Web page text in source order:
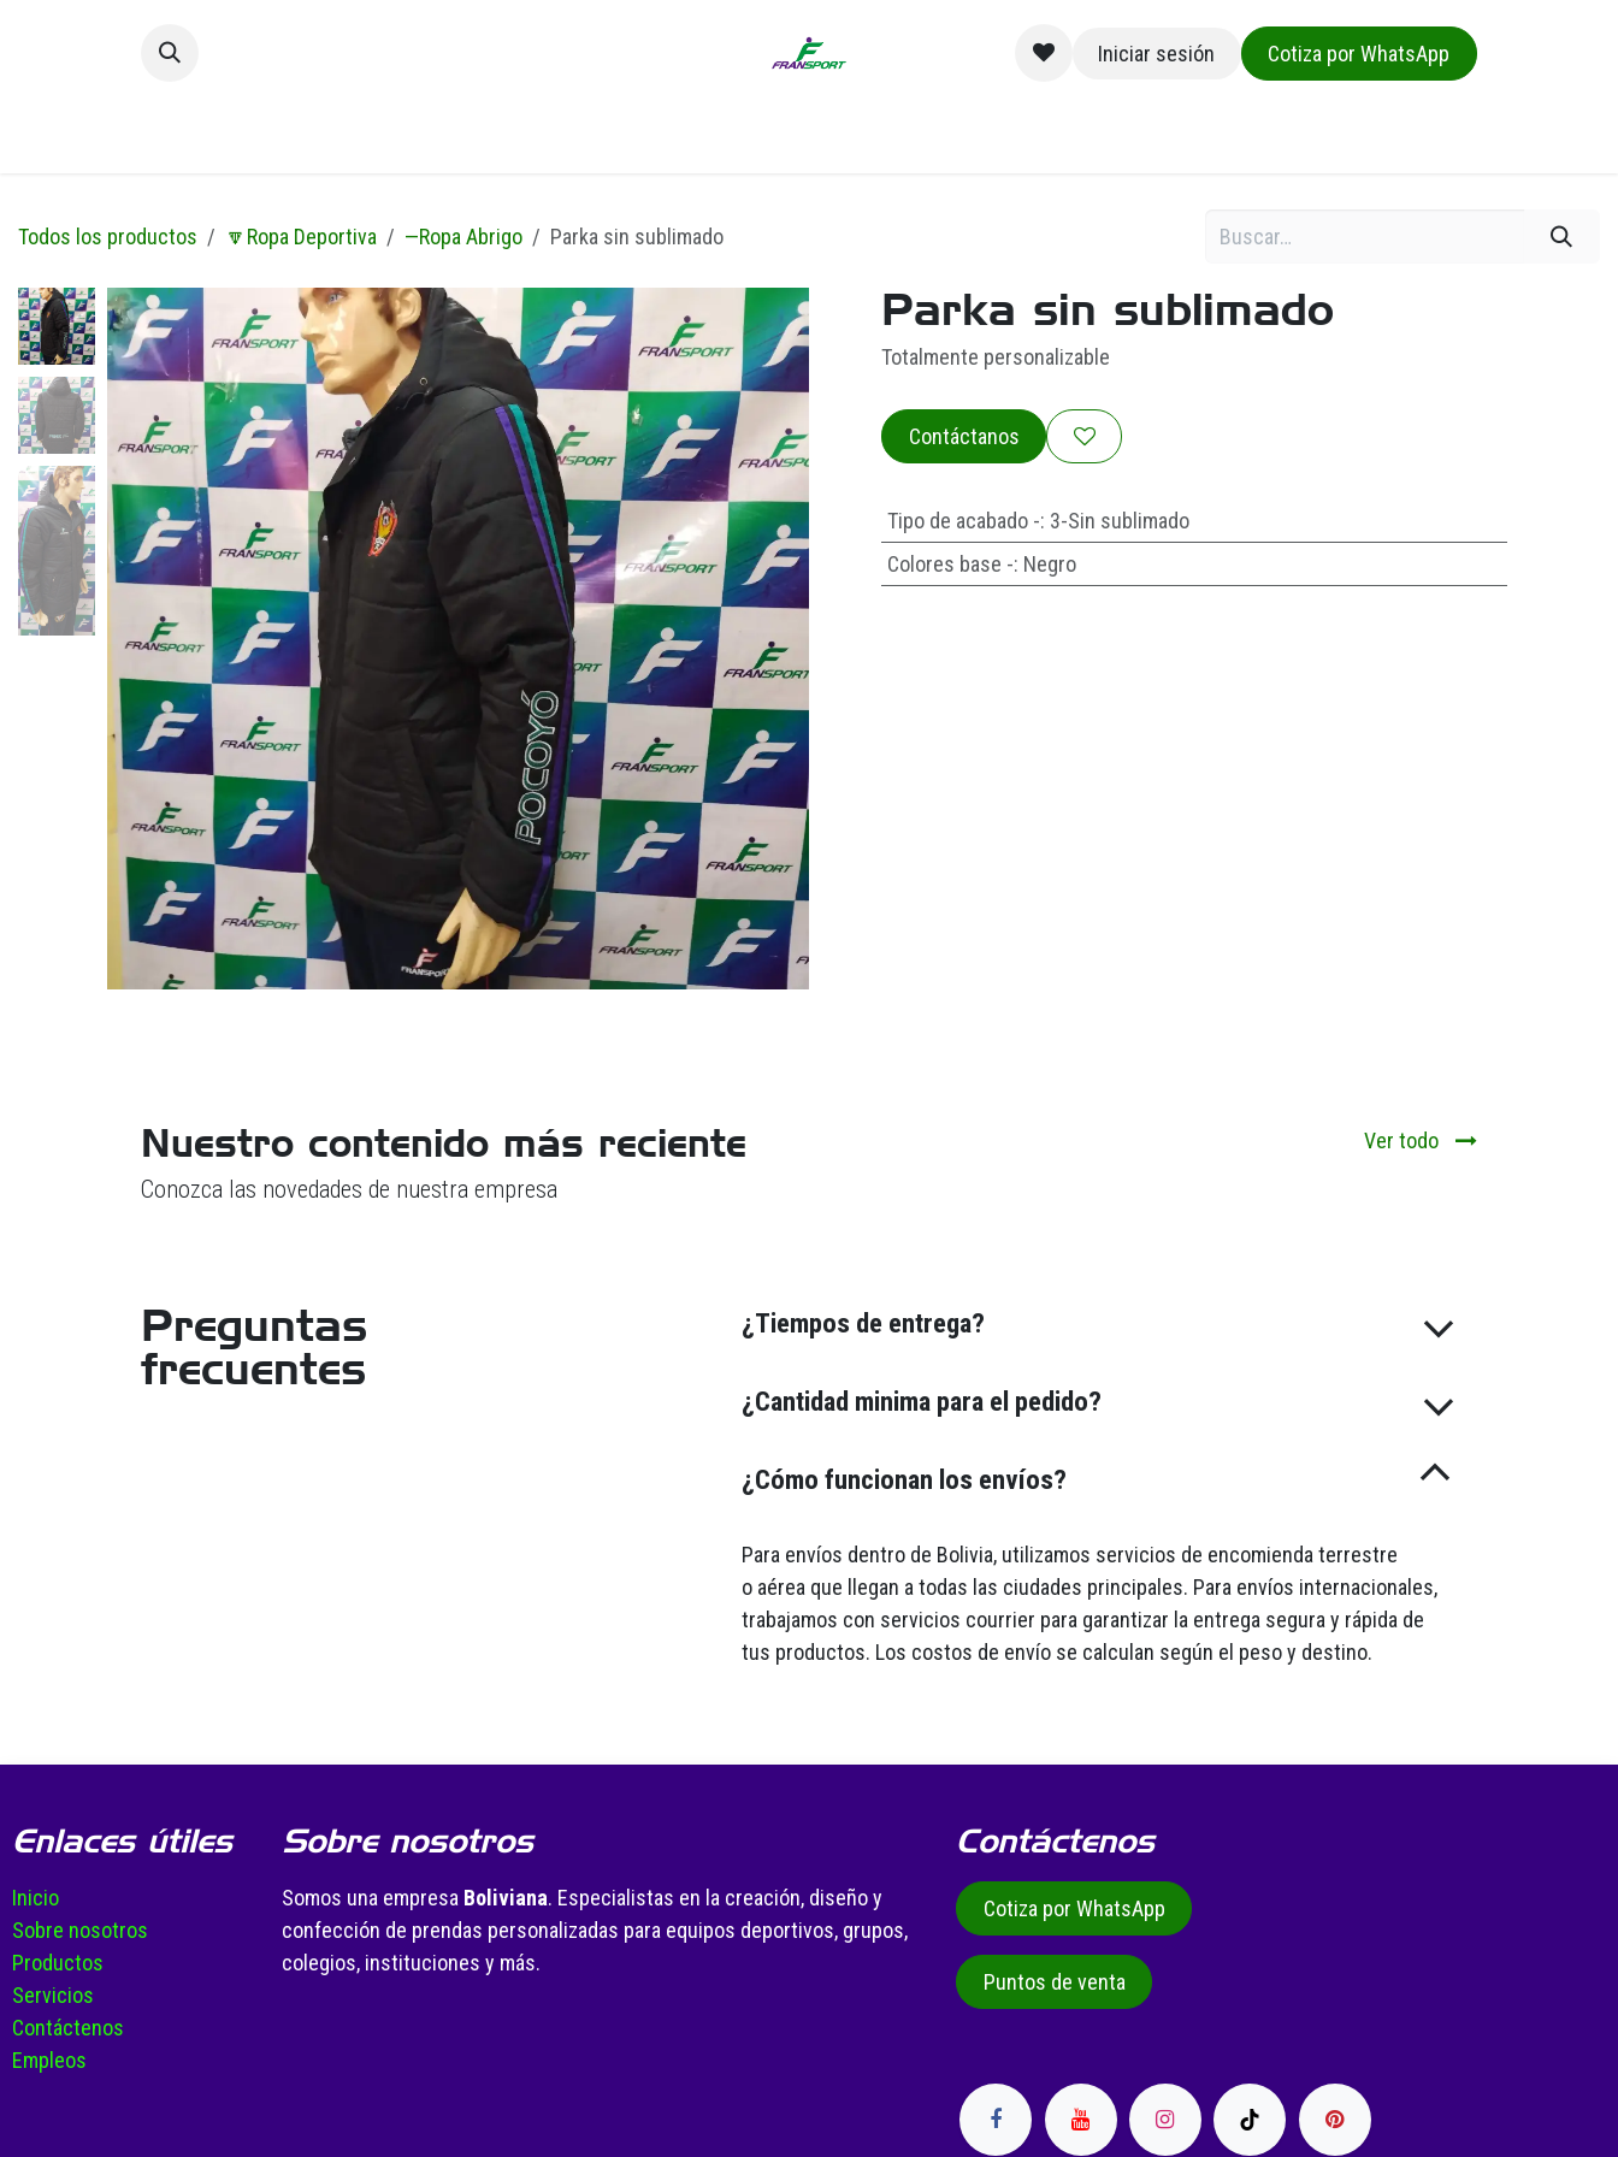
Iniciar sesión
Cotiza por WhatsApp
Todos los productos 🔽Ropa Deportiva —Ropa Abrigo Parka sin sublimado
Parka sin sublimado
Totalmente personalizable
Contáctanos
Tipo de acabado -: 3-Sin sublimado
Colores base -: Negro
Nuestro contenido más reciente
Conozca las novedades de nuestra empresa
Ver todo
Preguntas
frecuentes
¿Tiempos de entrega?
¿Cantidad minima para el pedido?
¿Cómo funcionan los envíos?
Para envíos dentro de Bolivia, utilizamos servicios de encomienda terrestre
o aérea que llegan a todas las ciudades principales. Para envíos internacionales,
trabajamos con servicios courrier para garantizar la entrega segura y rápida de
tus productos. Los costos de envío se calculan según el peso y destino.
Enlaces útiles
Inicio
Sobre nosotros
Productos
Servicios
Contáctenos
Empleos
Sobre nosotros
Somos una empresa Boliviana. Especialistas en la creación, diseño y
confección de prendas personalizadas para equipos deportivos, grupos,
colegios, instituciones y más.
Contáctenos
Cotiza por WhatsApp
Puntos de venta